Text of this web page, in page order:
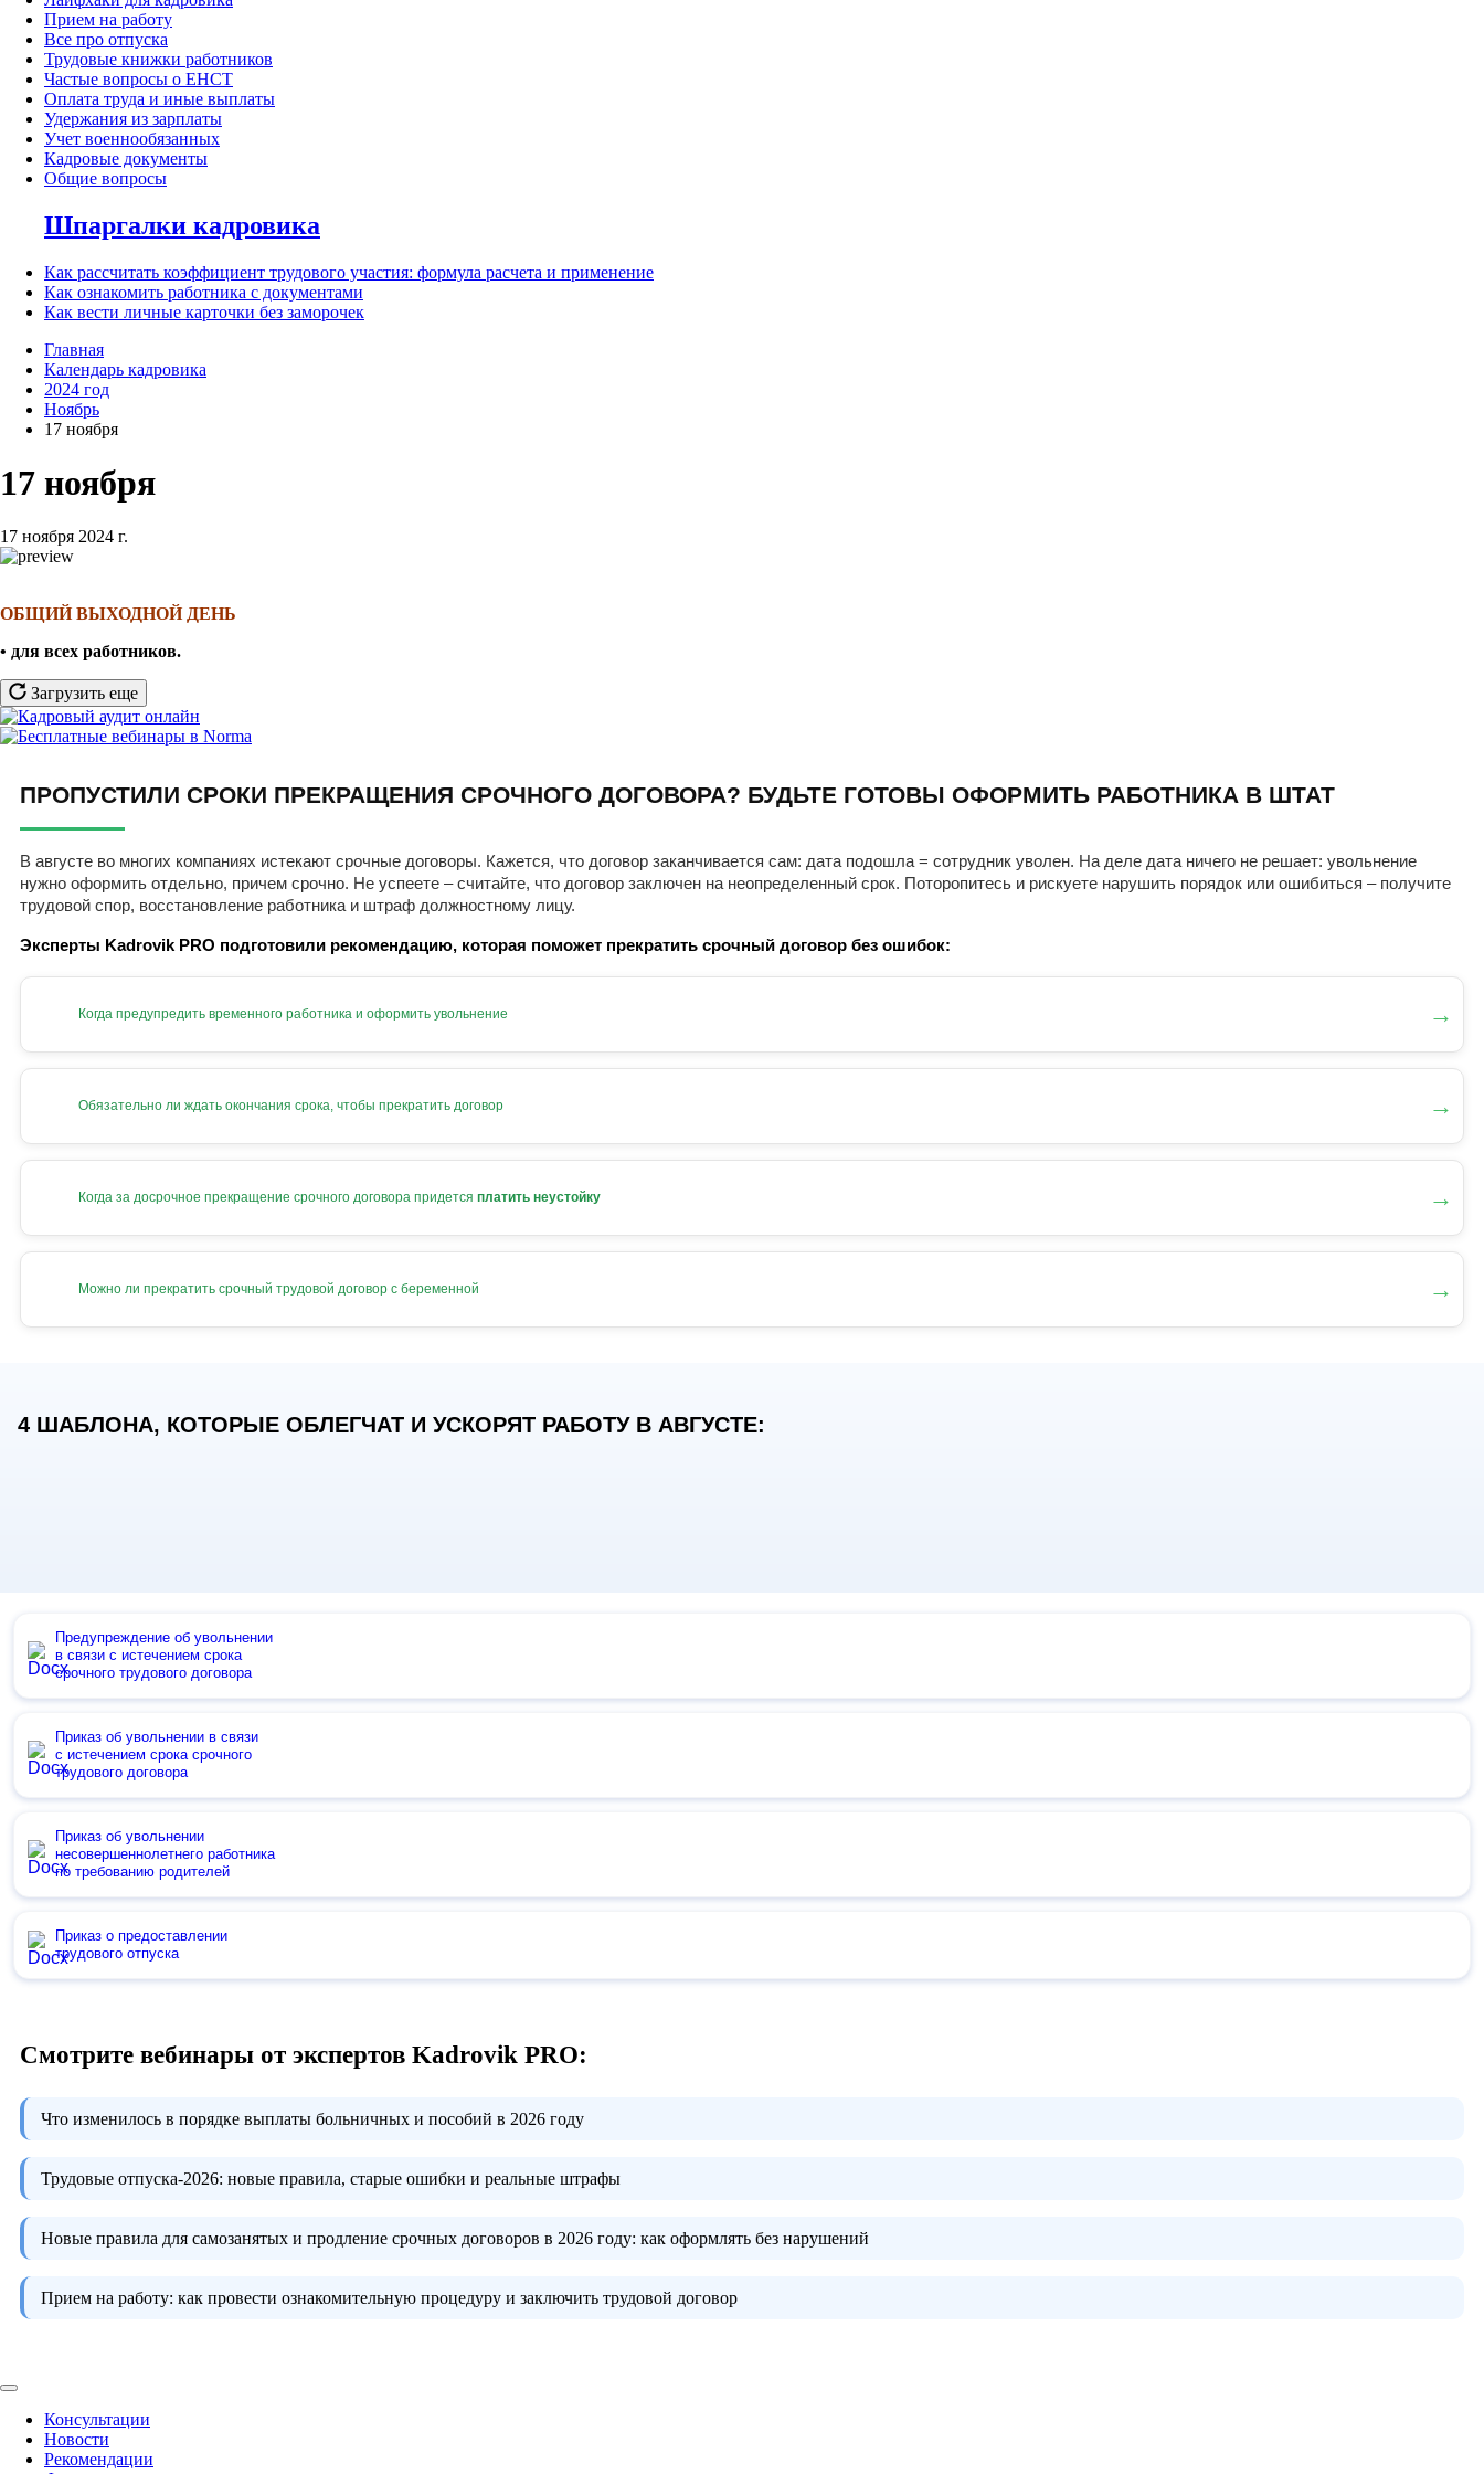
Прием на работу
Все про отпуска
Трудовые книжки работников
Частые вопросы о ЕНСТ
Оплата труда и иные выплаты
Удержания из зарплаты
Учет военнообязанных
Кадровые документы
Общие вопросы
Шпаргалки кадровика
Как рассчитать коэффициент трудового участия: формула расчета и применение
Как ознакомить работника с документами
Как вести личные карточки без заморочек
Главная
Календарь кадровика
2024 год
Ноябрь
17 ноября
17 ноября
17 ноября 2024 г.
ОБЩИЙ ВЫХОДНОЙ ДЕНЬ
• для всех работников.
Загрузить еще
ПРОПУСТИЛИ СРОКИ ПРЕКРАЩЕНИЯ СРОЧНОГО ДОГОВОРА? БУДЬТЕ ГОТОВЫ ОФОРМИТЬ РАБОТНИКА В ШТАТ
В августе во многих компаниях истекают срочные договоры. Кажется, что договор заканчивается сам: дата подошла = сотрудник уволен. На деле дата ничего не решает: увольнение
нужно оформить отдельно, причем срочно. Не успеете – считайте, что договор заключен на неопределенный срок. Поторопитесь и рискуете нарушить порядок или ошибиться – получите
трудовой спор, восстановление работника и штраф должностному лицу.
Эксперты Kadrovik PRO подготовили рекомендацию, которая поможет прекратить срочный договор без ошибок:
Когда предупредить временного работника и оформить увольнение →
Обязательно ли ждать окончания срока, чтобы прекратить договор →
Когда за досрочное прекращение срочного договора придется платить неустойку →
Можно ли прекратить срочный трудовой договор с беременной →
4 ШАБЛОНА, КОТОРЫЕ ОБЛЕГЧАТ И УСКОРЯТ РАБОТУ В АВГУСТЕ:
Предупреждение об увольнении
в связи с истечением срока
срочного трудового договора
Приказ об увольнении в связи
с истечением срока срочного
трудового договора
Приказ об увольнении
несовершеннолетнего работника
по требованию родителей
Приказ о предоставлении
трудового отпуска
Смотрите вебинары от экспертов Kadrovik PRO:
Что изменилось в порядке выплаты больничных и пособий в 2026 году
Трудовые отпуска-2026: новые правила, старые ошибки и реальные штрафы
Новые правила для самозанятых и продление срочных договоров в 2026 году: как оформлять без нарушений
Прием на работу: как провести ознакомительную процедуру и заключить трудовой договор
Консультации
Новости
Рекомендации